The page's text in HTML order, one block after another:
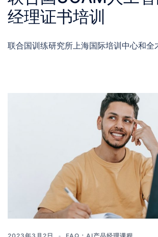
经理证书培训
联合国训练研究所上海国际培训中心和